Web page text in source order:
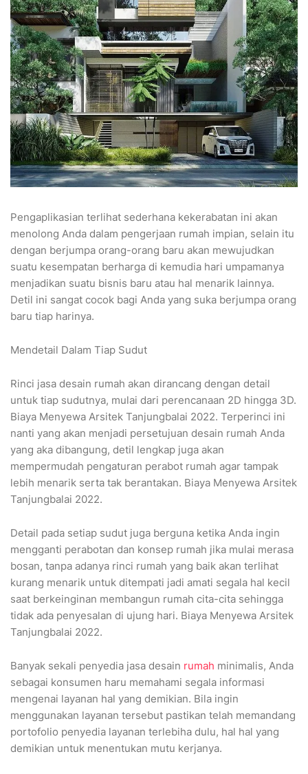
Pengaplikasian terlihat sederhana kekerabatan ini akan
menolong Anda dalam pengerjaan rumah impian, selain itu
dengan berjumpa orang-orang baru akan mewujudkan
suatu kesempatan berharga di kemudia hari umpamanya
menjadikan suatu bisnis baru atau hal menarik lainnya.
Detil ini sangat cocok bagi Anda yang suka berjumpa orang
baru tiap harinya.
Mendetail Dalam Tiap Sudut
Rinci jasa desain rumah akan dirancang dengan detail
untuk tiap sudutnya, mulai dari perencanaan 2D hingga 3D.
Biaya Menyewa Arsitek Tanjungbalai 2022. Terperinci ini
nanti yang akan menjadi persetujuan desain rumah Anda
yang aka dibangung, detil lengkap juga akan
mempermudah pengaturan perabot rumah agar tampak
lebih menarik serta tak berantakan. Biaya Menyewa Arsitek
Tanjungbalai 2022.
Detail pada setiap sudut juga berguna ketika Anda ingin
mengganti perabotan dan konsep rumah jika mulai merasa
bosan, tanpa adanya rinci rumah yang baik akan terlihat
kurang menarik untuk ditempati jadi amati segala hal kecil
saat berkeinginan membangun rumah cita-cita sehingga
tidak ada penyesalan di ujung hari. Biaya Menyewa Arsitek
Tanjungbalai 2022.
Banyak sekali penyedia jasa desain rumah minimalis, Anda
sebagai konsumen haru memahami segala informasi
mengenai layanan hal yang demikian. Bila ingin
menggunakan layanan tersebut pastikan telah memandang
portofolio penyedia layanan terlebiha dulu, hal hal yang
demikian untuk menentukan mutu kerjanya.